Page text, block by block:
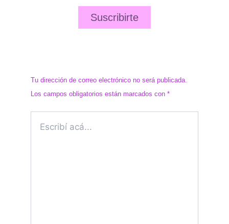
Suscribirte
Tu dirección de correo electrónico no será publicada.
Los campos obligatorios están marcados con*
acá…